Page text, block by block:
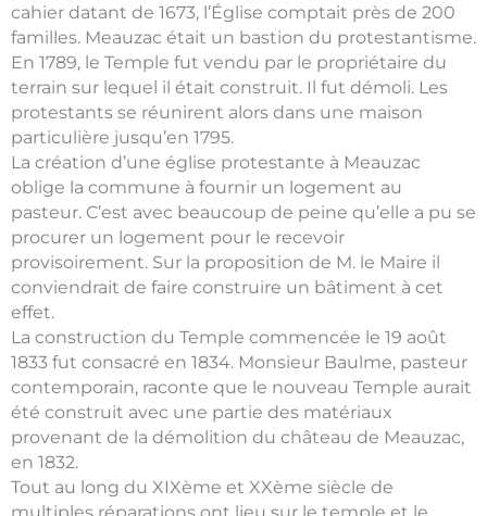
cahier datant de 1673, l’Église comptait près de 200
familles. Meauzac était un bastion du protestantisme.
En 1789, le Temple fut vendu par le propriétaire du
terrain sur lequel il était construit. Il fut démoli. Les
protestants se réunirent alors dans une maison
particulière jusqu’en 1795.
La création d’une église protestante à Meauzac
oblige la commune à fournir un logement au
pasteur. C’est avec beaucoup de peine qu’elle a pu se
procurer un logement pour le recevoir
provisoirement. Sur la proposition de M. le Maire il
conviendrait de faire construire un bâtiment à cet
effet.
La construction du Temple commencée le 19 août
1833 fut consacré en 1834. Monsieur Baulme, pasteur
contemporain, raconte que le nouveau Temple aurait
été construit avec une partie des matériaux
provenant de la démolition du château de Meauzac,
en 1832.
Tout au long du XIXème et XXème siècle de